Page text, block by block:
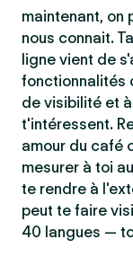
maintenant, on
nous connait.
ligne vient de
fonctionnalités
de visibilité et
t'intéressent.
amour du café
mesurer à toi
te rendre à
peut te faire
40 langues —